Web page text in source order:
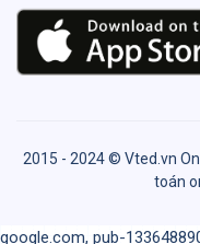
2015 - 2024 © Vted.vn
toán
google.com, pub-